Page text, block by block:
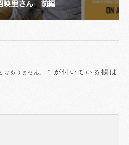
映里さん 前編
はありません。 * が付いている欄は